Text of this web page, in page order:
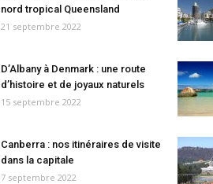
nord tropical Queensland
21 septembre 2022
D’Albany à Denmark : une route
d’histoire et de joyaux naturels
15 septembre 2022
Canberra : nos itinéraires de visite
dans la capitale
7 septembre 2022